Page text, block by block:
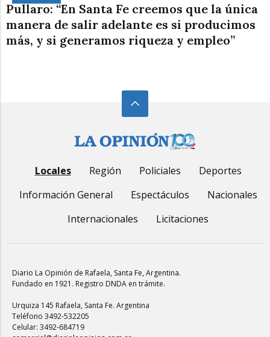
Pullaro: “En Santa Fe creemos que la única
manera de salir adelante es si producimos
más, y si generamos riqueza y empleo”
Locales Región Policiales
Deportes
Información General
Espectáculos
Nacionales
Internacionales
Licitaciones
Diario La Opinión de Rafaela, Santa Fe, Argentina.
Fundado en 1921. Registro DNDA en trámite.
Urquiza 145 Rafaela, Santa Fe. Argentina
Teléfono 3492-532205
Celular: 3492-684719